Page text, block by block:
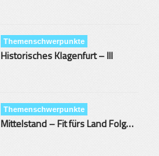
Themenschwerpunkte
Historisches Klagenfurt – III
Themenschwerpunkte
Mittelstand – Fit fürs Land Folge 9- Konditor